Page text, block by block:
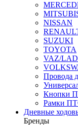
NISSAN
SUZUKI
TOYOTA
VAZ/
Провода
Кнопки
Рамки
Дневные
Бренды